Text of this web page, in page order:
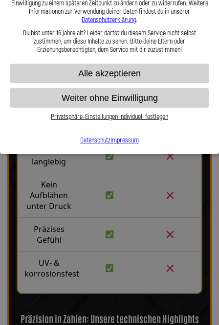
Stahlflex vs. Gummi
Fakten Stahlflex Gummi
langlebig
Kein
Aufblähen
unter Druck
Präzises
Gefühl
UV- &
korrosionsfest
Haltbarkeit, Präzision und Fahrgefühl auf höchstem Niveau vereint.
Hier zu unserem Video „Stahlflex vs. Gummi“
Präzision in Zahlen: Unsere technischen Highlights
Einwilligung zu einem späteren Zeitpunkt zu ändern oder zu widerrufen. Weitere
Informationen zur Verwendung deiner Daten findest du in unserer
Datenschutzerklärung.
Du bist unter 16 Jahre alt? Leider darfst du diesem Service nicht selbst
zustimmen, um diese Inhalte zu sehen. Bitte deine Eltern oder
Erziehungsberechtigten, dem Service mit dir zuzustimmen!
Alle akzeptieren
Weiter ohne Einwilligung
Privatsphäre-Einstellungen individuell festlegen
DatenschutzImpressum